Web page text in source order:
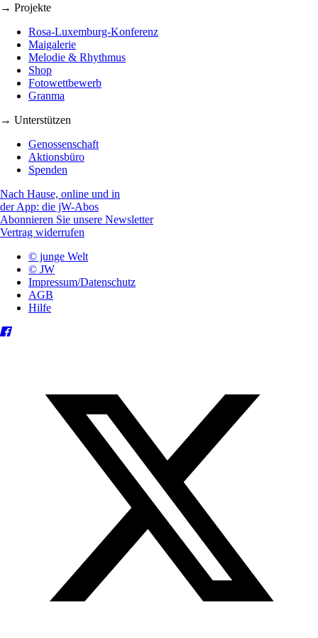
→ Projekte
Rosa-Luxemburg-Konferenz
Maigalerie
Melodie & Rhythmus
Shop
Fotowettbewerb
Granma
→ Unterstützen
Genossenschaft
Aktionsbüro
Spenden
Nach Hause, online und in
der App: die jW-Abos
Abonnieren Sie unsere Newsletter
Vertrag widerrufen
© junge Welt
© JW
Impressum/Datenschutz
AGB
Hilfe